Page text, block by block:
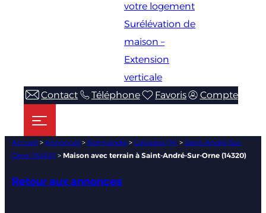
votre logement
Surélévation de
maison –
Extension
verticale
Contact Téléphone Favoris Compte
Accueil > Annonces > Normandie > Calvados (14) > Saint-André-Sur-
Orne (14320) > Maison avec terrain à Saint-André-Sur-Orne (14320)
Retour aux annonces